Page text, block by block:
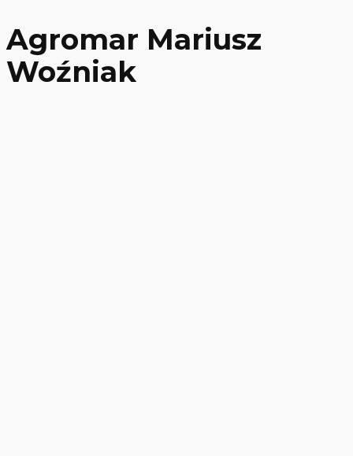
Agromar Mariusz
Woźniak